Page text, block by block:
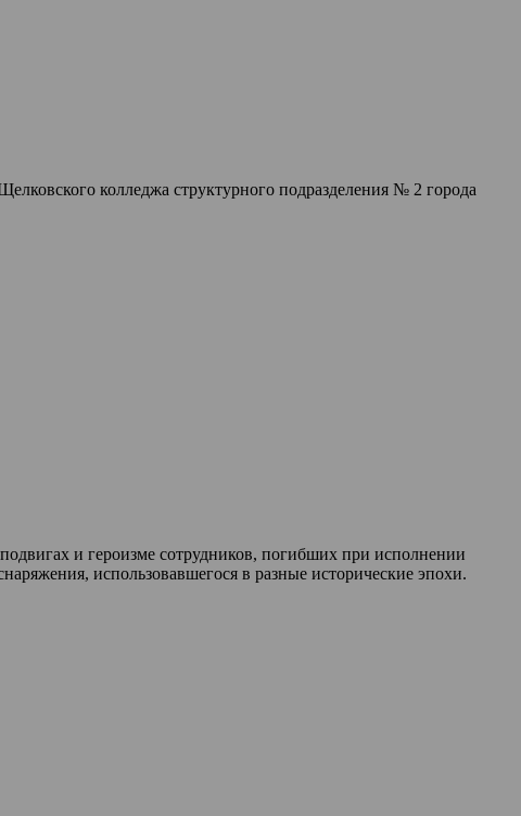
колледжа структурного подразделения № 2 города
и героизме сотрудников, погибших при исполнении
использовавшегося в разные исторические эпохи.